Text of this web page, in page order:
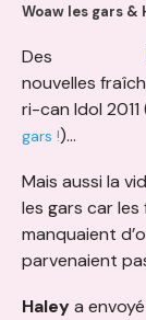
Woaw les gars &
Des
nouvelles
ri-can Idol
gars !)…
Mais aussi la
les gars car
manquaient
parvenaient
Haleya